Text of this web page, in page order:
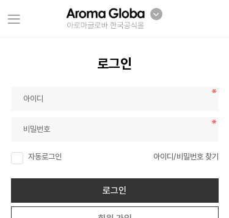
로그인
자동로그인 아이디/비밀번호 찾기
로그인